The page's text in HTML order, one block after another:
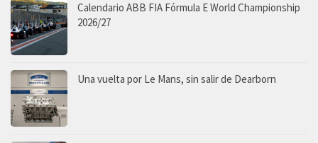
Calendario ABB FIA Fórmula E World Championship
2026/27
Una vuelta por Le Mans, sin salir de Dearborn